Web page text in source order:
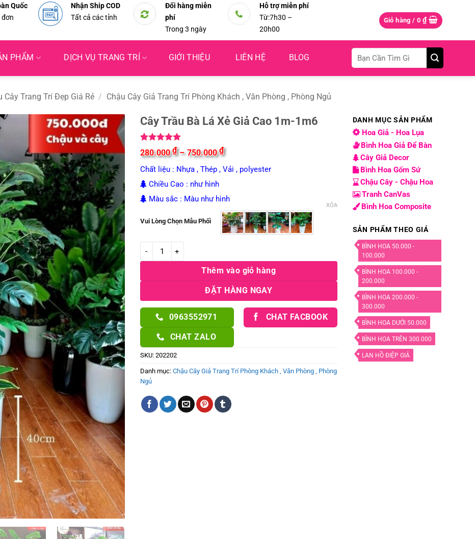
Quốc
đơn
Nhận Ship COD
Tất cả các tỉnh
Đổi hàng miễn
phí
Trong 3 ngày
Hỗ trợ miễn phí
Từ:7h30 –
20h00
Giỏ hàng / 0 ₫
PHẨM DỊCH VỤ TRANG TRÍ GIỚI THIỆU LIÊN HỆ BLOG
Tìm
kiếm:
Cây Trang Trí Đẹp Giá Rẻ / Chậu Cây Giả Trang Trí Phòng Khách , Văn Phòng , Phòng Ngủ
Cây Trầu Bà Lá Xẻ Giả Cao 1m-1m6
5trên 5
dựa trên
1
đánh giá
280.000₫ – 750.000₫Khoảng
giá:
từ
280.000 ₫
Chất liệu : Nhựa , Thép , Vải , polyester
Chiều Cao : như hình
Màu sắc : Màu như hình
Vui Lòng Chọn Mẫu Phối
XÓA
Cây Trầu Bà Lá Xẻ Giả Cao 1m-1m6 số lượng
Thêm vào giỏ hàng
ĐẶT HÀNG NGAY
0963552971 CHAT FACBOOK
CHAT ZALO
SKU: 202202
Danh mục: Chậu Cây Giả Trang Trí Phòng Khách , Văn Phòng , Phòng
Ngủ
DANH MỤC SẢN PHẨM
Hoa Giả - Hoa Lụa
Bình Hoa Giả Để Bàn
Cây Giả Decor
Bình Hoa Gốm Sứ
Chậu Cây - Chậu Hoa
Tranh CanVas
Bình Hoa Composite
SẢN PHẨM THEO GIÁ
BÌNH HOA 50.000 -
100.000
BÌNH HOA 100.000 -
200.000
BÌNH HOA 200.000 -
300.000
BÌNH HOA DƯỚI 50.000
BÌNH HOA TRÊN 300.000
LAN HỒ ĐIỆP GIẢ